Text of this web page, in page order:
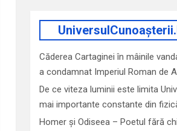
Căderea Cartaginei în mâinile
a condamnat Imperiul Roman de
De ce viteza luminii este limita
mai importante constante din
Homer și Odiseea – Poetul fără